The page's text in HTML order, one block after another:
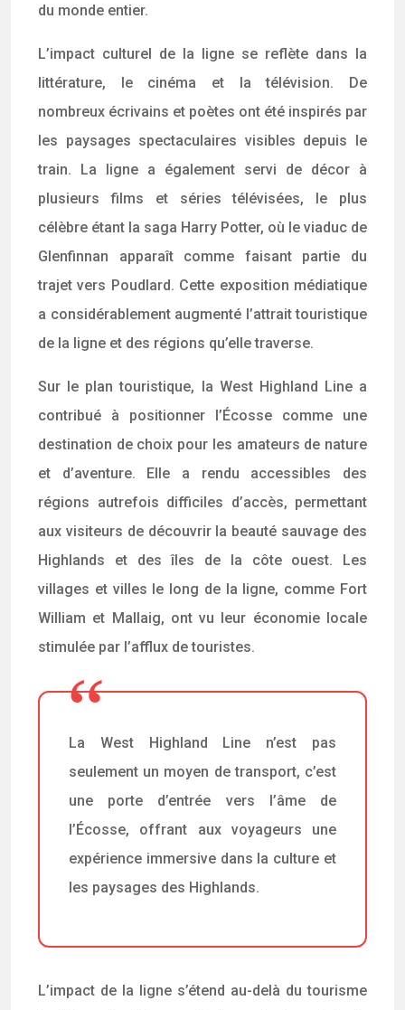
du monde entier.
L’impact culturel de la ligne se reflète dans la
littérature, le cinéma et la télévision. De
nombreux écrivains et poètes ont été inspirés par
les paysages spectaculaires visibles depuis le
train. La ligne a également servi de décor à
plusieurs films et séries télévisées, le plus
célèbre étant la saga Harry Potter, où le viaduc de
Glenfinnan apparaît comme faisant partie du
trajet vers Poudlard. Cette exposition médiatique
a considérablement augmenté l’attrait touristique
de la ligne et des régions qu’elle traverse.
Sur le plan touristique, la West Highland Line a
contribué à positionner l’Écosse comme une
destination de choix pour les amateurs de nature
et d’aventure. Elle a rendu accessibles des
régions autrefois difficiles d’accès, permettant
aux visiteurs de découvrir la beauté sauvage des
Highlands et des îles de la côte ouest. Les
villages et villes le long de la ligne, comme Fort
William et Mallaig, ont vu leur économie locale
stimulée par l’afflux de touristes.
La West Highland Line n’est pas
seulement un moyen de transport, c’est
une porte d’entrée vers l’âme de
l’Écosse, offrant aux voyageurs une
expérience immersive dans la culture et
les paysages des Highlands.
L’impact de la ligne s’étend au-delà du tourisme